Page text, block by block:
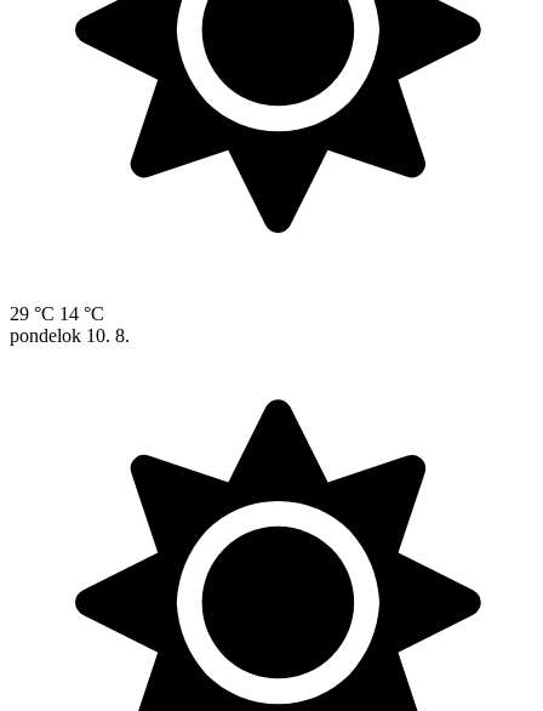
29 °C 14 °C
pondelok 10. 8.